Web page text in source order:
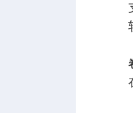
支
软
在